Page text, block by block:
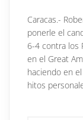
Caracas.-
ponerle el
6-4 contra los
en el Great
haciendo en
hitos